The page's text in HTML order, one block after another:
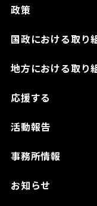
政策
国政における取り
地方における取り
応援する
活動報告
事務所情報
お知らせ